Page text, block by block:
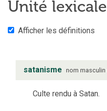
Unité lexicale
Afficher les définitions
satanisme nom masculin
Culte rendu à Satan.